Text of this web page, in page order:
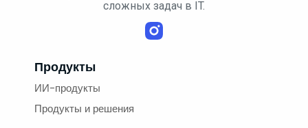
сложных задач в IT.
Продукты
ИИ-продукты
Продукты и решения